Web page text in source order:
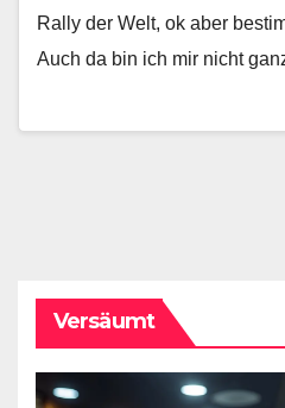
Rally der Welt, ok aber
Auch da bin ich mir nicht
Versäumt